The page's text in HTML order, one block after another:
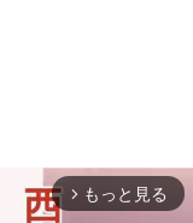
arrow_forward_ios もっと見る